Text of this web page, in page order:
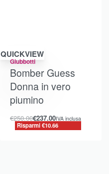
Risparmi €10.66
QUICKVIEW
Giubbotti
Bomber Guess
Donna in vero
piumino
€250.00€237.00IVA inclusa
Risparmi €10.66